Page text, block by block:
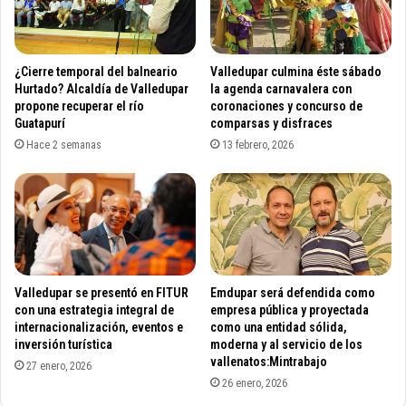
e
m
e
t
o
d
e
l
u
v
a
s
e
n
e
l
p
s
t
i
v
a
l
,
"
a
v
i
r
n
a
c
o
m
¿Cierre temporal del balneario
Hurtado? Alcaldía de Valledupar
propone recuperar el río
Guatapurí
Hace 2 semanas
Valledupar culmina éste sábado
la agenda carnavalera con
coronaciones y concurso de
comparsas y disfraces
13 febrero, 2026
Valledupar se presentó en FITUR
con una estrategia integral de
internacionalización, eventos e
inversión turística
27 enero, 2026
Emdupar será defendida como
empresa pública y proyectada
como una entidad sólida,
moderna y al servicio de los
vallenatos:Mintrabajo
26 enero, 2026